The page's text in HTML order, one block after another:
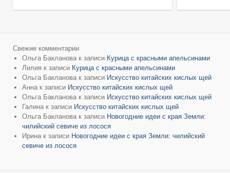
Свежие комментарии
Ольга Бакланова к записи Курица с красными апельсинами
Лилия к записи Курица с красными апельсинами
Ольга Бакланова к записи Искусство китайских кислых щей
Анна к записи Искусство китайских кислых щей
Ольга Бакланова к записи Искусство китайских кислых щей
Галина к записи Искусство китайских кислых щей
Ольга Бакланова к записи Новогодние идеи с края Земли:
чилийский севиче из лосося
Ирина к записи Новогодние идеи с края Земли: чилийский
севиче из лосося